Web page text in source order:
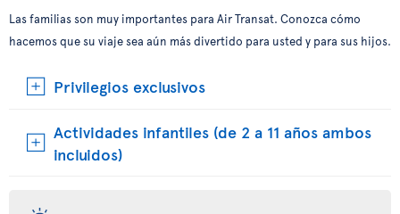
Las familias son muy importantes para Air Transat. Conozca cómo
hacemos que su viaje sea aún más divertido para usted y para sus hijos.
Privilegios exclusivos
Actividades infantiles (de 2 a 11 años ambos
incluidos)